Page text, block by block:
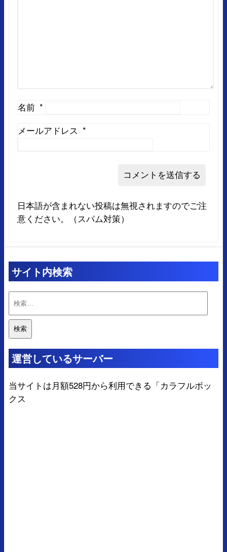
名前 *
メールアドレス *
日本語が含まれない投稿は無視されますのでご注
意ください。（スパム対策）
サイト内検索
検
索:
運営しているサーバー
当サイトは月額528円から利用できる「カラフルボッ
クス